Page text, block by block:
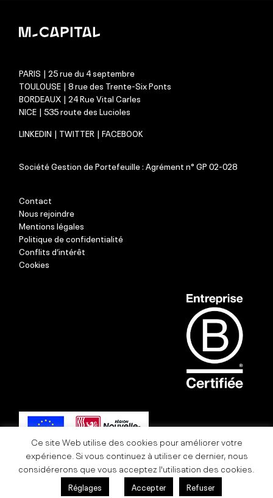
PARIS | 25 rue du 4 septembre
TOULOUSE | 8 rue des Trente-Six Ponts
BORDEAUX | 24 Rue Vital Carles
NICE | 535 route des Lucioles
LINKEDIN | TWITTER |FACEBOOK
Société Gestion de Portefeuille : Agrément n° GP 02-028
Contact
Nous rejoindre
Mentions légales
Politique de confidentialité
Conflits d’intérêt
Cookies
Ce site Web utilise des cookies pour améliorer votre
expérience. Si vous continuez à utiliser ce dernier, nous
considérerons que vous acceptez l'utilisation des cookies.
Réglages Accepter Refuser